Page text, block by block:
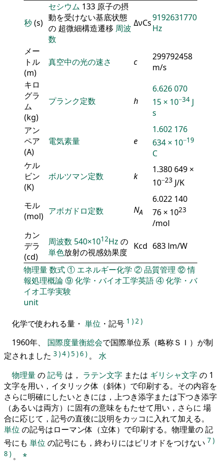
秒(s)
セシウム 133 原子の摂
動を受けない基底状態
の 超微細構造遷移 周波
数
ΔνCs9192631770
Hz
メー
トル
(m)
真空中の光の速さ c
299792458
m/s
キロ
グラ
ム
(kg)
プランク定数 h
6.626 070
15 × 10−34 J
s
アン
ペア
(A)
電気素量 e
1.602 176
634 × 10−19
C
ケル
ビン
(K)
ボルツマン定数 k
1.380 649 ×
10−23 J/K
モル
(mol) アボガドロ定数 NA
6.022 140
76 × 1023
/mol
カン
デラ
(cd)
周波数 540×1012Hz の
単色放射の視感効果度
Kcd 683 lm/W
物理量数式① エネルギー化学 ②品質管理 ⑫情
報処理概論⑨化学・バイオ工学英語④化学・バ
イオ工学実験
unit
化学で使われる量・ 単位 ・記号 1 )2 )
1960年、 国際度量衡総会で国際単位系（略称ＳＩ）が制
定されました 3 )4)5 )6 ) 。 水
物理量の記号 は， ラテン文字 または ギリシャ文字の 1
文字を用い，イタリック体（斜体）で印刷する。その内容を
さらに明確にしたいときには，上つき添字または下つき添字
（あるいは両方）に固有の意味をもたせて用い，さらに 場
合に応じて，記号の直後に説明をカッコに入れて加える。
単位 の記号はローマン体（立体）で印刷する。物理量の 記
号にも 単位 の記号にも，終わりにはピリオドをつけない 7 )
8 ) 。 *